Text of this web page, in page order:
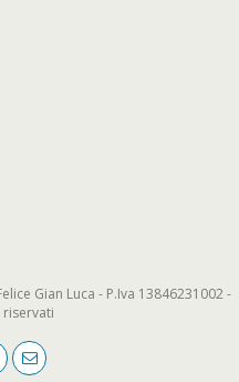
Gian Luca - P.Iva 13846231002 -